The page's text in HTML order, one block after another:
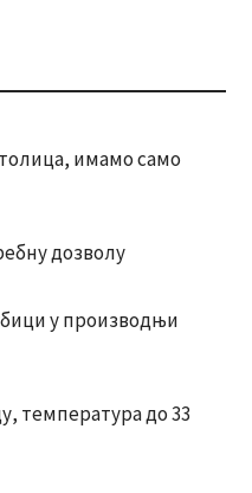
имамо само
дозволу
у производњи
температура до 33